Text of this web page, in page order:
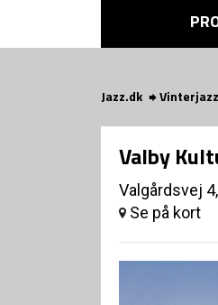
Jazz.dk Vinterjazz
Valby
Valgårdsvej
Se på kort